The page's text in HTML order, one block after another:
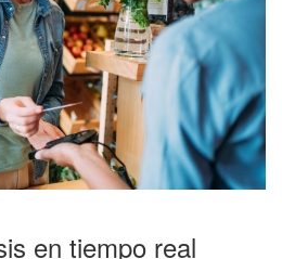
en tiempo real